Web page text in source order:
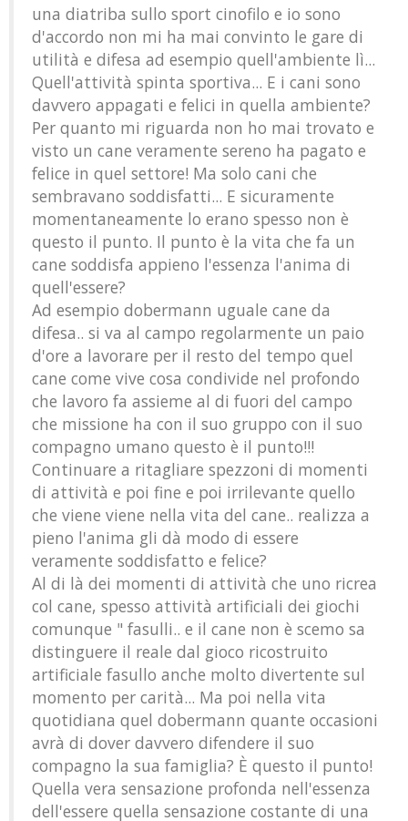
una diatriba sullo sport cinofilo e io sono
d'accordo non mi ha mai convinto le gare di
utilità e difesa ad esempio quell'ambiente lì...
Quell'attività spinta sportiva... E i cani sono
davvero appagati e felici in quella ambiente?
Per quanto mi riguarda non ho mai trovato e
visto un cane veramente sereno ha pagato e
felice in quel settore! Ma solo cani che
sembravano soddisfatti... E sicuramente
momentaneamente lo erano spesso non è
questo il punto. Il punto è la vita che fa un
cane soddisfa appieno l'essenza l'anima di
quell'essere?
Ad esempio dobermann uguale cane da
difesa.. si va al campo regolarmente un paio
d'ore a lavorare per il resto del tempo quel
cane come vive cosa condivide nel profondo
che lavoro fa assieme al di fuori del campo
che missione ha con il suo gruppo con il suo
compagno umano questo è il punto!!!
Continuare a ritagliare spezzoni di momenti
di attività e poi fine e poi irrilevante quello
che viene viene nella vita del cane.. realizza a
pieno l'anima gli dà modo di essere
veramente soddisfatto e felice?
Al di là dei momenti di attività che uno ricrea
col cane, spesso attività artificiali dei giochi
comunque " fasulli.. e il cane non è scemo sa
distinguere il reale dal gioco ricostruito
artificiale fasullo anche molto divertente sul
momento per carità... Ma poi nella vita
quotidiana quel dobermann quante occasioni
avrà di dover davvero difendere il suo
compagno la sua famiglia? È questo il punto!
Quella vera sensazione profonda nell'essenza
dell'essere quella sensazione costante di una